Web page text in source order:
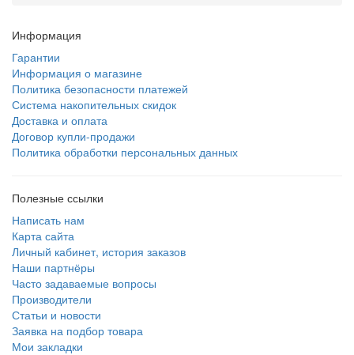
Информация
Гарантии
Информация о магазине
Политика безопасности платежей
Система накопительных скидок
Доставка и оплата
Договор купли-продажи
Политика обработки персональных данных
Полезные ссылки
Написать нам
Карта сайта
Личный кабинет, история заказов
Наши партнёры
Часто задаваемые вопросы
Производители
Статьи и новости
Заявка на подбор товара
Мои закладки